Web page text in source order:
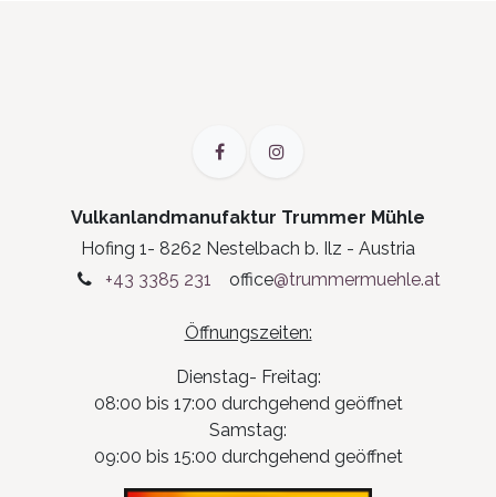
Vulkanlandmanufaktur Trummer Mühle
Hofing 1- 8262 Nestelbach b. Ilz - Austria
+43 3385 231
office@trummermuehle.at
Öffnungszeiten:
Dienstag- Freitag:
08:00 bis 17:00 durchgehend geöffnet
Samstag:
09:00 bis 15:00 durchgehend geöffnet